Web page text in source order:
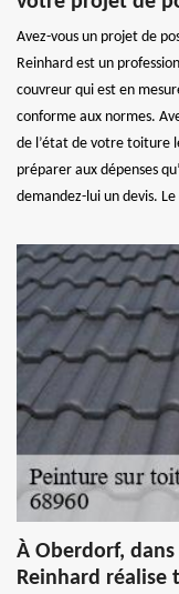
Avez-vous un projet de
Reinhard est un
couvreur qui est en
conforme aux normes.
de l’état de votre toiture
préparer aux dépenses
demandez-lui un devis.
À Oberdorf,
Reinhard